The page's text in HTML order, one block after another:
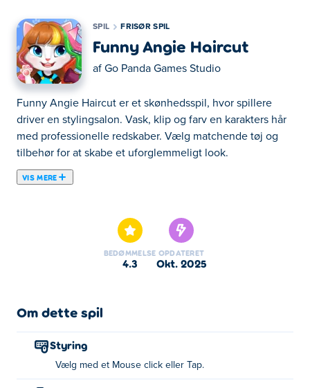
SPIL FRISØR SPIL
Funny Angie Haircut
af Go Panda Games Studio
Funny Angie Haircut er et skønhedsspil, hvor spillere
driver en stylingsalon. Vask, klip og farv en karakters hår
med professionelle redskaber. Vælg matchende tøj og
tilbehør for at skabe et uforglemmeligt look.
VIS MERE
alle mulige sjove værktøjer som saks, krøllejern, føntørrer
og endda magisk hårspray til at style hendes pels helt
rigtigt. Eksperimenter med lyse farver, vilde frisurer, og
moderigtige kat nogensinde?
Hvordan spiller man sjov Angie-klipning?
Klik eller tryk for at foretage valget.
BEDØMMELSE
4.3
OPDATERET
okt. 2025
Om dette spil
Styring
Vælg med et Mouse click eller Tap.